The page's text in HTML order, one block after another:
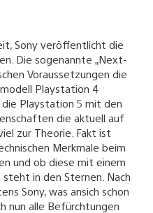
Sony veröffentlicht die
Die sogenannte „Next-
Voraussetzungen die
Playstation 4
Playstation 5 mit den
die aktuell auf
zur Theorie. Fakt ist
Merkmale beim
und ob diese mit einem
in den Sternen. Nach
Sony, was ansich schon
nun alle Befürchtungen